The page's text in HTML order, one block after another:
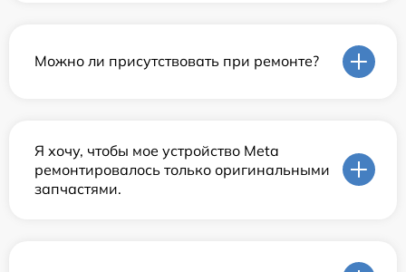
Можно ли присутствовать при ремонте?
Я хочу, чтобы мое устройство Meta
ремонтировалось только оригинальными
запчастями.